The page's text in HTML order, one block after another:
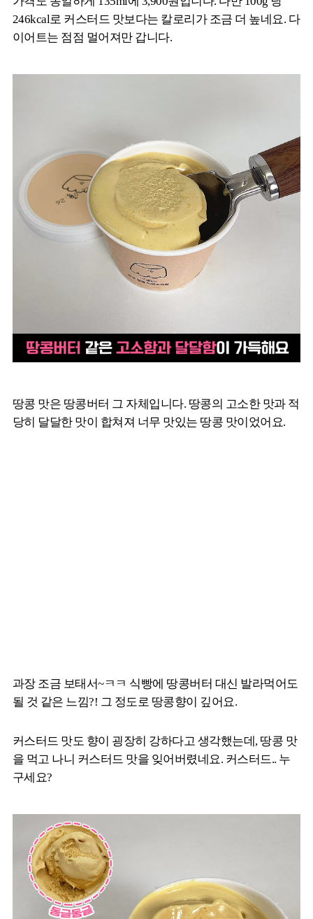
246kcal로 커스터드 맛보다는 칼로리가 조금 더 높네요. 다
이어트는 점점 멀어져만 갑니다.
땅콩 맛은 땅콩버터 그 자체입니다. 땅콩의 고소한 맛과 적
당히 달달한 맛이 합쳐져 너무 맛있는 땅콩 맛이었어요.
과장 조금 보태서~ㅋㅋ 식빵에 땅콩버터 대신 발라먹어도
될 것 같은 느낌?! 그 정도로 땅콩향이 깊어요.
커스터드 맛도 향이 굉장히 강하다고 생각했는데, 땅콩 맛
을 먹고 나니 커스터드 맛을 잊어버렸네요. 커스터드.. 누
구세요?